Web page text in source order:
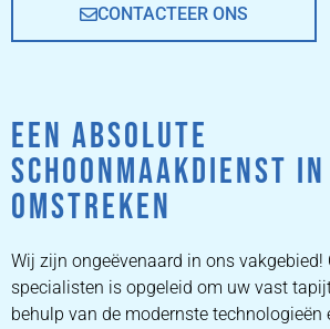
CONTACTEER ONS
EEN ABSOLUTE
SCHOONMAAKDIENST
OMSTREKEN
Wij zijn ongeëvenaard in ons vakgebied!
specialisten is opgeleid om uw vast
behulp van de modernste technologieën